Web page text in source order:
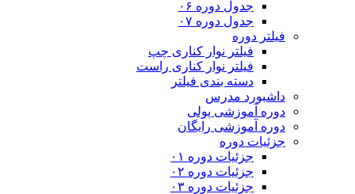
جدول دوره ۰۶
جدول دوره ۰۷
فیلتر دوره
فیلتر نوار کناری چپ
فیلتر نوار کناری راست
دسته بندی فیلتر
داشبورد مدرس
دوره آموزشی پولی
دوره آموزشی رایگان
جزئیات دوره
جزئیات دوره ۰۱
جزئیات دوره ۰۲
جزئیات دوره ۰۳